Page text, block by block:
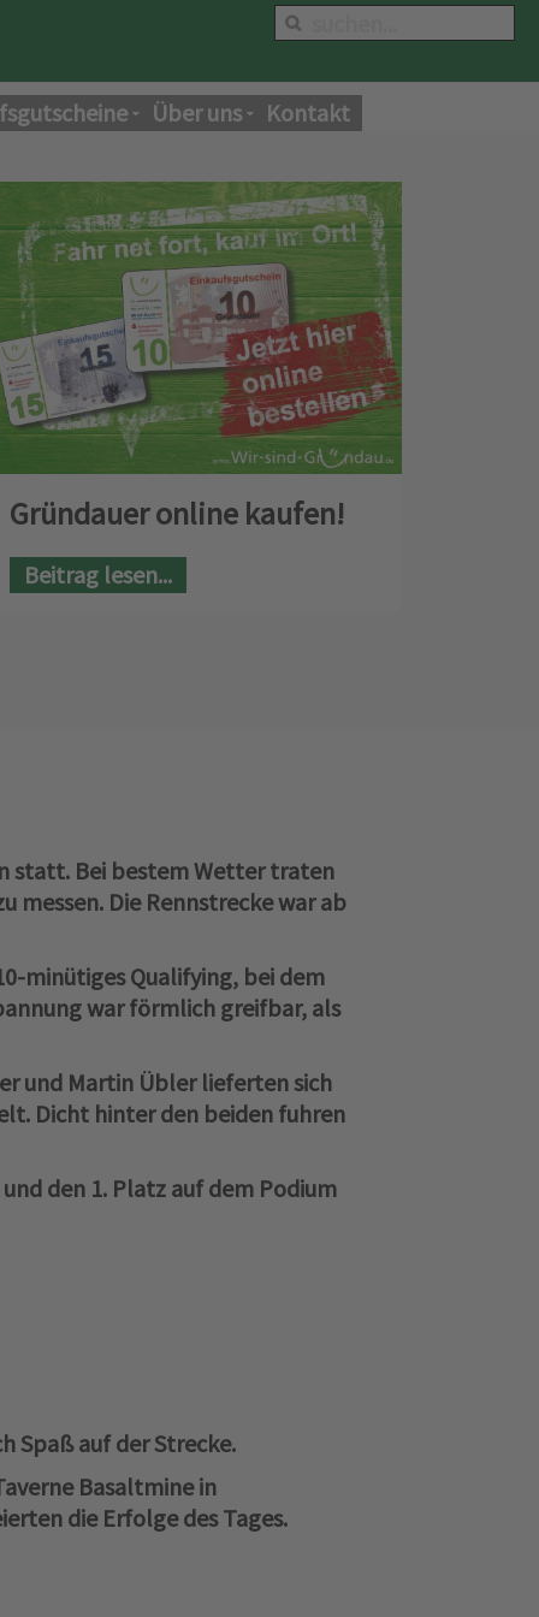
Über uns Kontakt
Gründauer online kaufen!
Beitrag lesen...
statt. Bei bestem Wetter traten
messen. Die Rennstrecke war ab
minütiges Qualifying, bei dem
war förmlich greifbar, als
und Martin Übler lieferten sich
Dicht hinter den beiden fuhren
den 1. Platz auf dem Podium
Spaß auf der Strecke.
Basaltmine in
die Erfolge des Tages.